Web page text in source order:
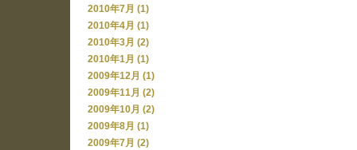
2010年7月 (1)
2010年4月 (1)
2010年3月 (2)
2010年1月 (1)
2009年12月 (1)
2009年11月 (2)
2009年10月 (2)
2009年8月 (1)
2009年7月 (2)